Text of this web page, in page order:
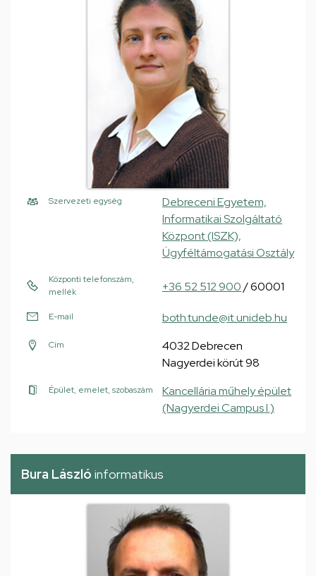
Szervezeti egység
Debreceni Egyetem,
Informatikai Szolgáltató
Központ (ISZK),
Ügyféltámogatási Osztály
Központi telefonszám,
mellék
+36 52 512 900/ 60001
E-mail both.tunde@it.unideb.hu
Cím
4032 Debrecen
Nagyerdei körút 98
Épület, emelet, szobaszám
Kancellária műhely épület
(Nagyerdei Campus I.)
Bura László informatikus